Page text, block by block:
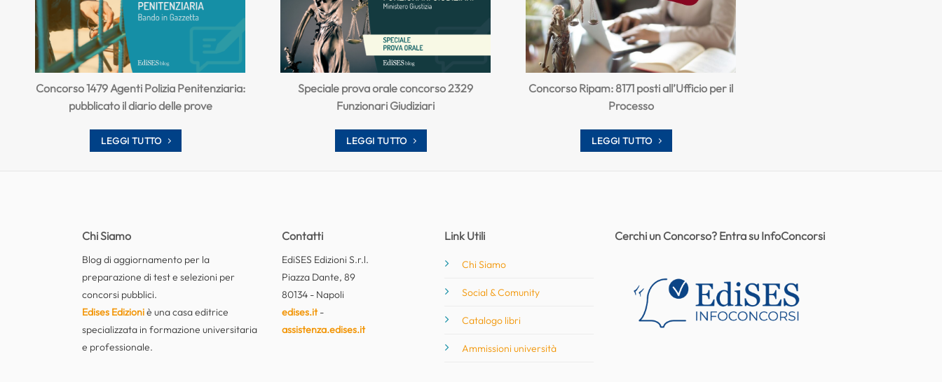
Concorso 1479 Agenti Polizia Penitenziaria:
pubblicato il diario delle prove
LEGGI TUTTO
Speciale prova orale concorso 2329
Funzionari Giudiziari
LEGGI TUTTO
Concorso Ripam: 8171 posti all’Ufficio per il
Processo
LEGGI TUTTO
Chi Siamo
Blog di aggiornamento per la
preparazione di test e selezioni per
concorsi pubblici.
Edises Edizioniè una casa editrice
specializzata in formazione universitaria
e professionale.
Contatti
EdiSES Edizioni S.r.l.
Piazza Dante, 89
80134 - Napoli
edises.it-
assistenza.edises.it
Link Utili
Chi Siamo
Social & Comunity
Catalogo libri
Ammissioni università
Cerchi un Concorso? Entra su InfoConcorsi